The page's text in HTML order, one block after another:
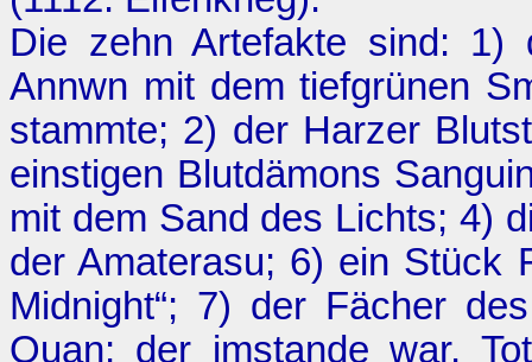
Die zehn Artefakte sind: 1)
Annwn mit dem tiefgrünen
stammte; 2) der Harzer
einstigen Blutdämons
mit dem Sand des Lichts; 4)
der Amaterasu; 6) ein Stück
Midnight“; 7) der Fächer
Quan; der imstande war,